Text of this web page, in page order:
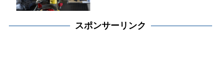
スポンサーリンク